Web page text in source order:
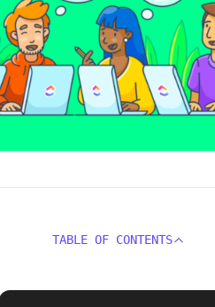
TABLE OF CONTENTS